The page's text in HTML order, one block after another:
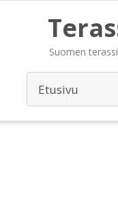
Suomen